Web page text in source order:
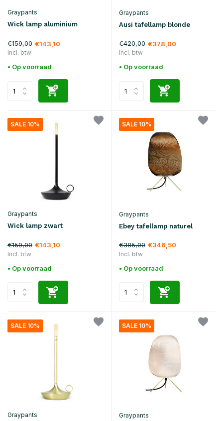
Graypants
Wick lamp aluminium
€159,00 €143,10
Incl. btw
• Op voorraad
Graypants
Ausi tafellamp blonde
€420,00 €378,00
Incl. btw
• Op voorraad
SALE 10%
Graypants
Wick lamp zwart
€159,00 €143,10
Incl. btw
• Op voorraad
SALE 10%
Graypants
Ebey tafellamp naturel
€385,00 €346,50
Incl. btw
• Op voorraad
SALE 10%
Graypants
SALE 10%
Graypants